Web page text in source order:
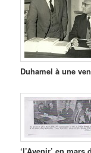
Duhamel à une